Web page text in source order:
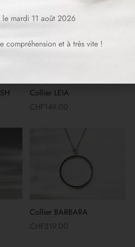
Collier LEIA
CHF149.00
Collier BARBARA
CHF319.00
le mardi 11 août 2026
compréhension et à très vite !